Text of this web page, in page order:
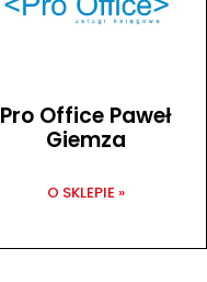
Pro Office Paweł
Giemza
O SKLEPIE »